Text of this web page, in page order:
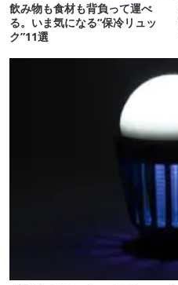
飲み物も食材も背負って運べ
る。いま気になる“保冷リュッ
ク”11選